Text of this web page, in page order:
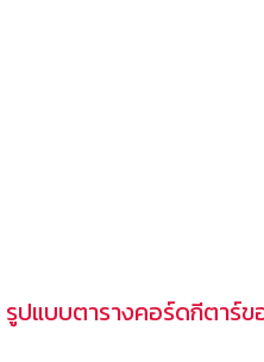
รูปแบบตารางคอร์ดกีตาร์